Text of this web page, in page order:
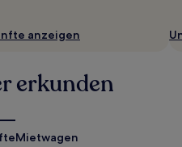
anzeigen
erkunden
Mietwagen